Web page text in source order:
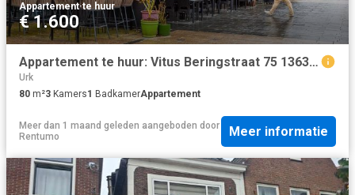
Appartement·te huur
€ 1.600
Appartement te huur: Vitus Beringstraat 75 1363 LR Almere
Urk
80 m²3 Kamers1 BadkamerAppartement
Meer dan 1 maand geleden aangeboden door
Rentumo
Meer informatie